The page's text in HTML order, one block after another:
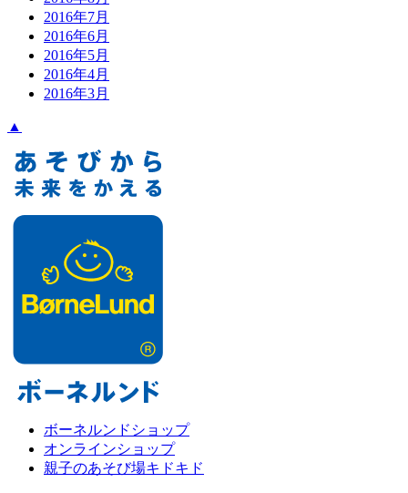
2016年7月
2016年6月
2016年5月
2016年4月
2016年3月
▲
ボーネルンドショップ
オンラインショップ
親子のあそび場キドキド